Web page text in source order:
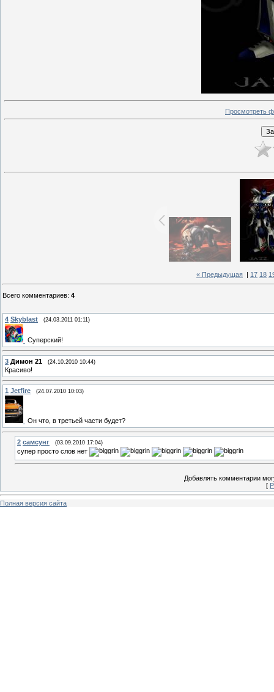
Просмотреть
« Предыдущая 17 18
Всего комментариев: 4
4 Skyblast (24.03.2011 01:11)
Суперский!
3 Димон 21 (24.10.2010 10:44)
Красиво!
1 Jetfire (24.07.2010 10:03)
Он что, в третьей части будет?
2 самсунг (03.09.2010 17:04)
супер просто слов нет
Добавлять комментарии
[
Полная версия сайта